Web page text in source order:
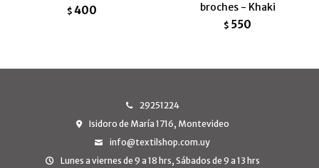
$ 400
broches - Khaki
$ 550
29251224
Isidoro de María 1716, Montevideo
info@textilshop.com.uy
Lunes a viernes de 9 a 18 hrs, Sábados de 9 a 13 hrs